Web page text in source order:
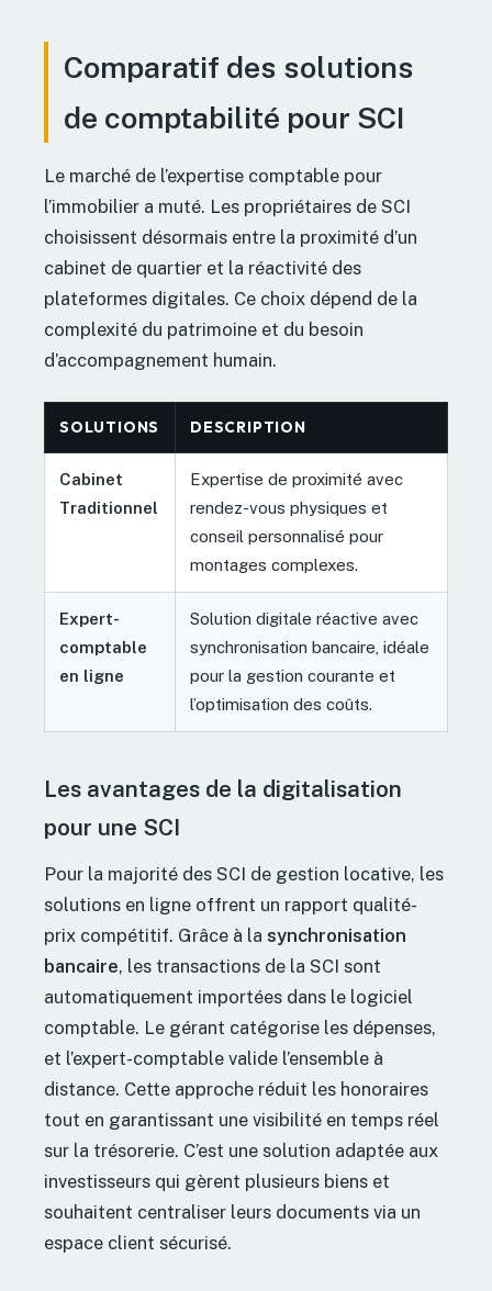
Comparatif des solutions
de comptabilité pour SCI
Le marché de l’expertise comptable pour
l’immobilier a muté. Les propriétaires de SCI
choisissent désormais entre la proximité d’un
cabinet de quartier et la réactivité des
plateformes digitales. Ce choix dépend de la
complexité du patrimoine et du besoin
d’accompagnement humain.
SOLUTIONS DESCRIPTION
Cabinet
Traditionnel
Expertise de proximité avec
rendez-vous physiques et
conseil personnalisé pour
montages complexes.
Expert-
comptable
en ligne
Solution digitale réactive avec
synchronisation bancaire, idéale
pour la gestion courante et
l’optimisation des coûts.
Les avantages de la digitalisation
pour une SCI
Pour la majorité des SCI de gestion locative, les
solutions en ligne offrent un rapport qualité-
prix compétitif. Grâce à la synchronisation
bancaire, les transactions de la SCI sont
automatiquement importées dans le logiciel
comptable. Le gérant catégorise les dépenses,
et l’expert-comptable valide l’ensemble à
distance. Cette approche réduit les honoraires
tout en garantissant une visibilité en temps réel
sur la trésorerie. C’est une solution adaptée aux
investisseurs qui gèrent plusieurs biens et
souhaitent centraliser leurs documents via un
espace client sécurisé.